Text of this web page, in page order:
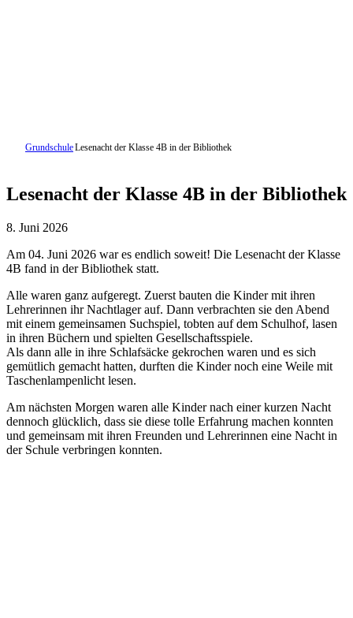
GrundschuleLesenacht der Klasse 4B in der Bibliothek
Lesenacht der Klasse 4B in der Bibliothek
8. Juni 2026
Am 04. Juni 2026 war es endlich soweit! Die Lesenacht der Klasse
4B fand in der Bibliothek statt.
Alle waren ganz aufgeregt. Zuerst bauten die Kinder mit ihren
Lehrerinnen ihr Nachtlager auf. Dann verbrachten sie den Abend
mit einem gemeinsamen Suchspiel, tobten auf dem Schulhof, lasen
in ihren Büchern und spielten Gesellschaftsspiele.
Als dann alle in ihre Schlafsäcke gekrochen waren und es sich
gemütlich gemacht hatten, durften die Kinder noch eine Weile mit
Taschenlampenlicht lesen.
Am nächsten Morgen waren alle Kinder nach einer kurzen Nacht
dennoch glücklich, dass sie diese tolle Erfahrung machen konnten
und gemeinsam mit ihren Freunden und Lehrerinnen eine Nacht in
der Schule verbringen konnten.